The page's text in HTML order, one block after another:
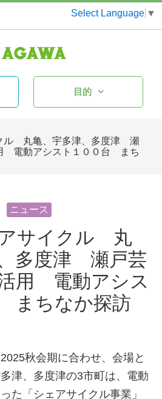
Select Language ▼
目的
ル 丸亀、宇多津、多度津 瀬
電動アシスト１００台 まち
ニュース
アサイクル 丸
多度津 瀬戸芸
用 電動アシス
まちなか探訪
秋会期に合わせ、会場と
津、多度津の3市町は、電動
た「シェアサイクル事業」